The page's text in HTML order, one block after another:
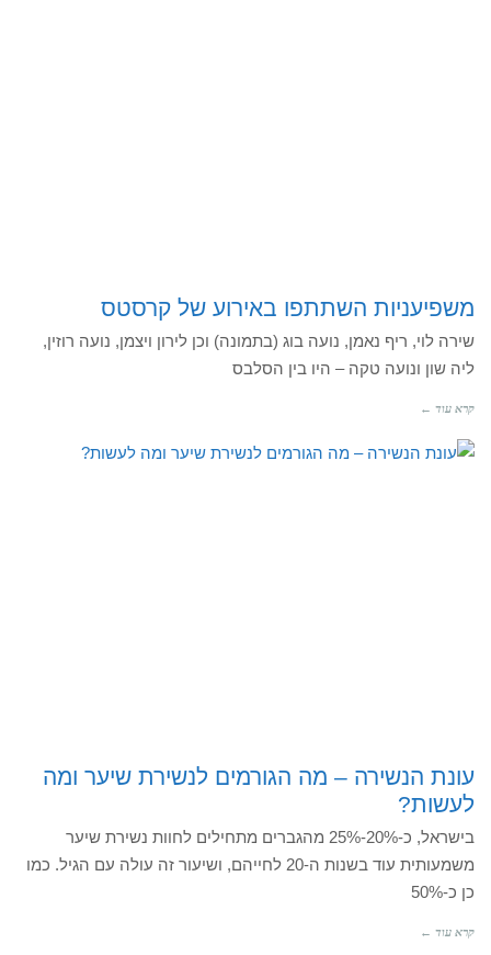
משפיעניות השתתפו באירוע של קרסטס
שירה לוי, ריף נאמן, נועה בוג (בתמונה) וכן לירון ויצמן, נועה רוזין,
ליה שון ונועה טקה – היו בין הסלבס
קרא עוד ←
עונת הנשירה – מה הגורמים לנשירת שיער ומה
לעשות?
בישראל, כ-20%-25% מהגברים מתחילים לחוות נשירת שיער
משמעותית עוד בשנות ה-20 לחייהם, ושיעור זה עולה עם הגיל. כמו
כן כ-50%
קרא עוד ←